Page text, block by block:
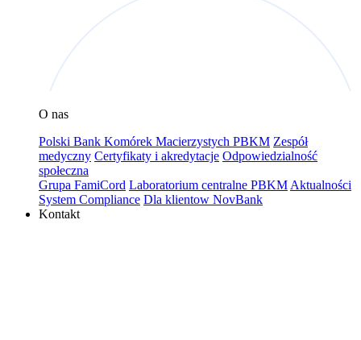
O nas
Polski Bank Komórek Macierzystych PBKM Zespół
medyczny Certyfikaty i akredytacje Odpowiedzialność
społeczna
Grupa FamiCord Laboratorium centralne PBKM Aktualności
System Compliance Dla klientow NovBank
Kontakt